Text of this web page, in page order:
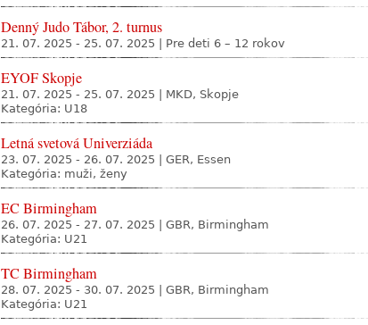
Denný Judo Tábor, 2. turnus
21. 07. 2025 - 25. 07. 2025 Pre deti 6 – 12 rokov
EYOF Skopje
21. 07. 2025 - 25. 07. 2025
MKD, Skopje
Kategória: U18
Letná svetová Univerziáda
23. 07. 2025 - 26. 07. 2025
GER, Essen
Kategória: muži, ženy
EC Birmingham
26. 07. 2025 - 27. 07. 2025
GBR, Birmingham
Kategória: U21
TC Birmingham
28. 07. 2025 - 30. 07. 2025
GBR, Birmingham
Kategória: U21